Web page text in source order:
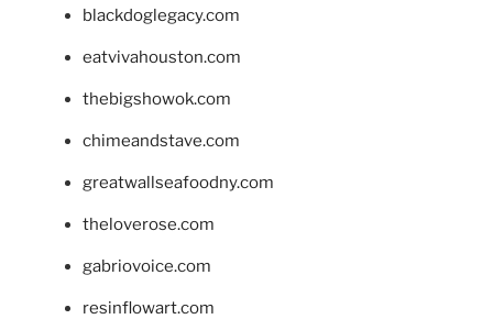
blackdoglegacy.com
eatvivahouston.com
thebigshowok.com
chimeandstave.com
greatwallseafoodny.com
theloverose.com
gabriovoice.com
resinflowart.com